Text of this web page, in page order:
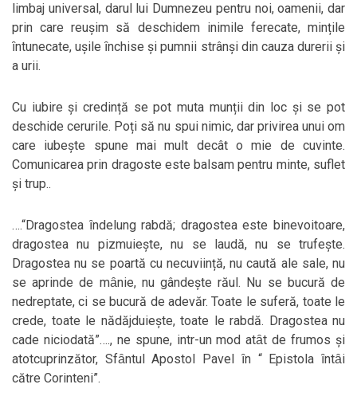
limbaj universal, darul lui Dumnezeu pentru noi, oamenii, dar
prin care reușim să deschidem inimile ferecate, mințile
ȋntunecate, ușile ȋnchise și pumnii strânși din cauza durerii și
a urii.
Cu iubire și credință se pot muta munții din loc și se pot
deschide cerurile. Poți să nu spui nimic, dar privirea unui om
care iubește spune mai mult decât o mie de cuvinte.
Comunicarea prin dragoste este balsam pentru minte, suflet
și trup..
….“Dragostea ȋndelung rabdă; dragostea este binevoitoare,
dragostea nu pizmuiește, nu se laudă, nu se trufește.
Dragostea nu se poartă cu necuviință, nu caută ale sale, nu
se aprinde de mȃnie, nu gândește răul. Nu se bucură de
nedreptate, ci se bucură de adevăr. Toate le suferă, toate le
crede, toate le nădăjduiește, toate le rabdă. Dragostea nu
cade niciodată”…., ne spune, intr-un mod atȃt de frumos și
atotcuprinzător, Sfȃntul Apostol Pavel ȋn “ Epistola ȋntȃi
către Corinteni”.